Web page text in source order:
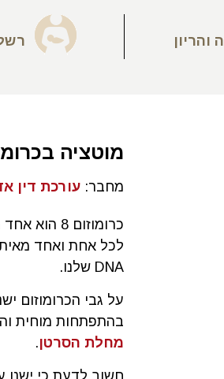
והריון
מוטציה בכרומוזום 8 אובחנה רק
מחבר: עורכת דין
DNA שלנו.
בהתפתחות מוחית והתפתחות
מחלת הסרטן.
חשוב לדעת כי ישנן